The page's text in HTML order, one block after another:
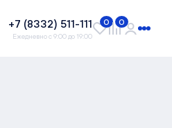
+7 (8332) 511-111
Ежедневно с 9:00 до 19:00
0 0